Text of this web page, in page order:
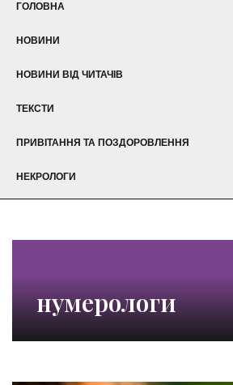
ГОЛОВНА
НОВИНИ
НОВИНИ ВІД ЧИТАЧІВ
ТЕКСТИ
ПРИВІТАННЯ ТА ПОЗДОРОВЛЕННЯ
НЕКРОЛОГИ
нумерологи